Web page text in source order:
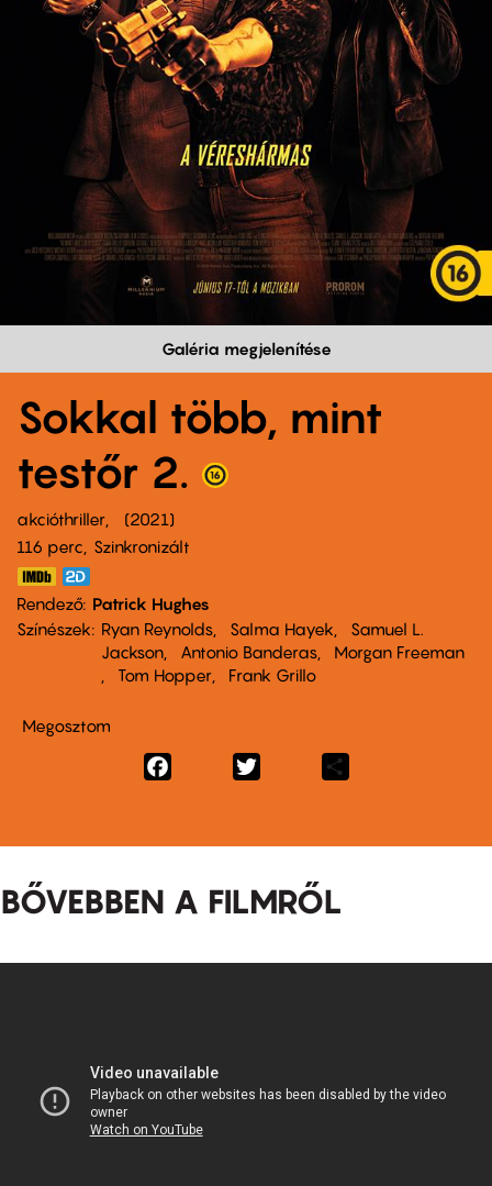
Galéria megjelenítése
Sokkal több, mint
testőr 2.
akcióthriller
2021
116 perc,
Szinkronizált
Rendező Patrick Hughes
Színészek
Ryan Reynolds Salma Hayek
Samuel L.
Jackson
Antonio Banderas
Morgan Freeman
Tom Hopper
Frank Grillo
Megosztom
Facebook
BŐVEBBEN A FILMRŐL